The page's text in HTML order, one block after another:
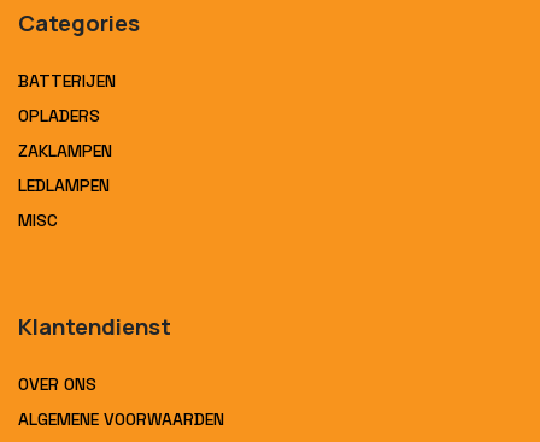
Categories
BATTERIJEN
OPLADERS
ZAKLAMPEN
LEDLAMPEN
MISC
Klantendienst
OVER ONS
ALGEMENE VOORWAARDEN